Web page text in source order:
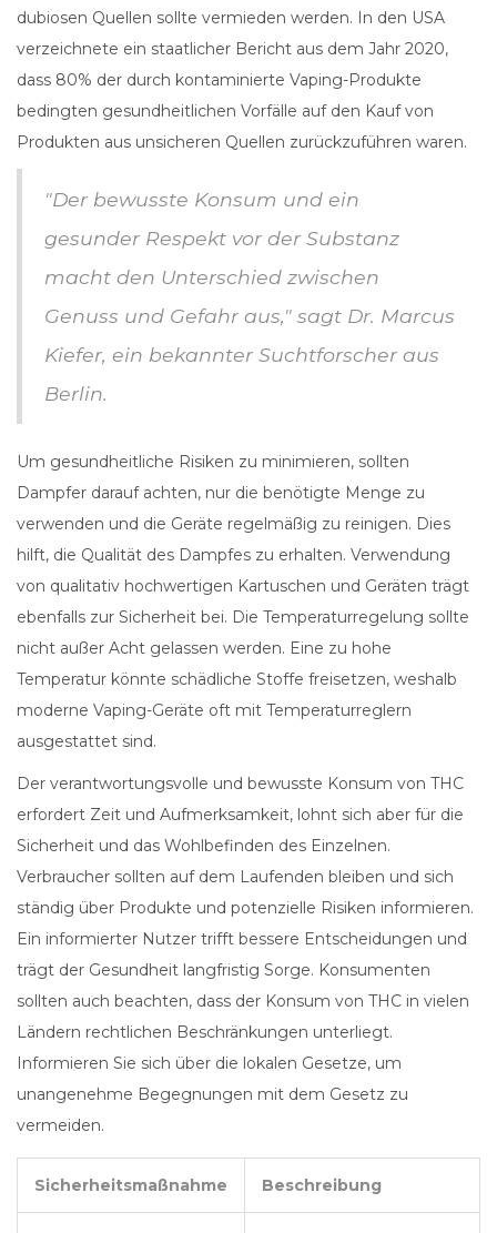
dubiosen Quellen sollte vermieden werden. In den USA
verzeichnete ein staatlicher Bericht aus dem Jahr 2020,
dass 80% der durch kontaminierte Vaping-Produkte
bedingten gesundheitlichen Vorfälle auf den Kauf von
Produkten aus unsicheren Quellen zurückzuführen waren.
"Der bewusste Konsum und ein
gesunder Respekt vor der Substanz
macht den Unterschied zwischen
Genuss und Gefahr aus," sagt Dr. Marcus
Kiefer, ein bekannter Suchtforscher aus
Berlin.
Um gesundheitliche Risiken zu minimieren, sollten
Dampfer darauf achten, nur die benötigte Menge zu
verwenden und die Geräte regelmäßig zu reinigen. Dies
hilft, die Qualität des Dampfes zu erhalten. Verwendung
von qualitativ hochwertigen Kartuschen und Geräten trägt
ebenfalls zur Sicherheit bei. Die Temperaturregelung sollte
nicht außer Acht gelassen werden. Eine zu hohe
Temperatur könnte schädliche Stoffe freisetzen, weshalb
moderne Vaping-Geräte oft mit Temperaturreglern
ausgestattet sind.
Der verantwortungsvolle und bewusste Konsum von THC
erfordert Zeit und Aufmerksamkeit, lohnt sich aber für die
Sicherheit und das Wohlbefinden des Einzelnen.
Verbraucher sollten auf dem Laufenden bleiben und sich
ständig über Produkte und potenzielle Risiken informieren.
Ein informierter Nutzer trifft bessere Entscheidungen und
trägt der Gesundheit langfristig Sorge. Konsumenten
sollten auch beachten, dass der Konsum von THC in vielen
Ländern rechtlichen Beschränkungen unterliegt.
Informieren Sie sich über die lokalen Gesetze, um
unangenehme Begegnungen mit dem Gesetz zu
vermeiden.
Sicherheitsmaßnahme Beschreibung